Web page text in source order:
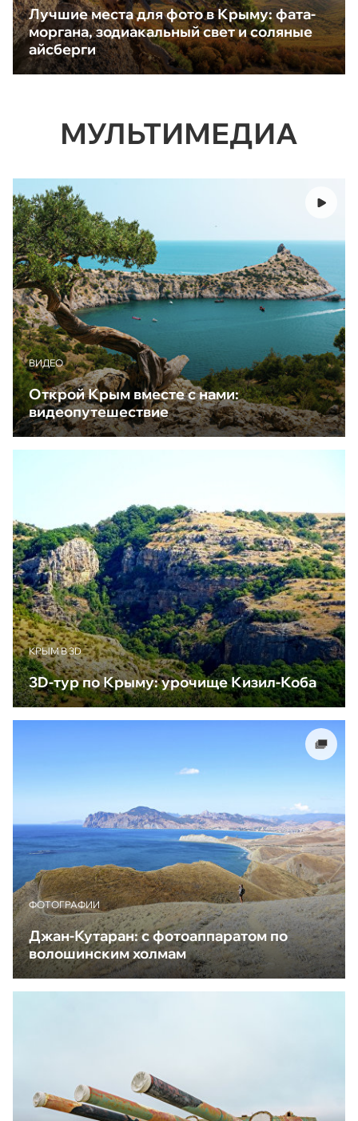
Лучшие места для фото в Крыму: фата-
моргана, зодиакальный свет и соляные
айсберги
МУЛЬТИМЕДИА
ВИДЕО
Открой Крым вместе с нами:
видеопутешествие
КРЫМ В 3D
3D-тур по Крыму: урочище Кизил-Коба
ФОТОГРАФИИ
Джан-Кутаран: с фотоаппаратом по
волошинским холмам